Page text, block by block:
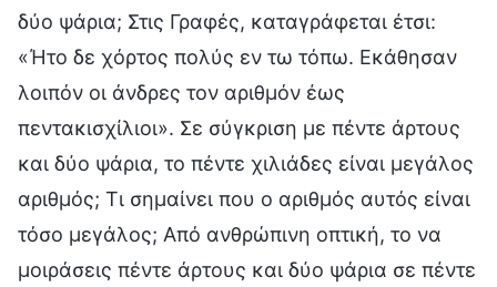
δύο ψάρια; Στις Γραφές, καταγράφεται έτσι:
«Ήτο δε χόρτος πολύς εν τω τόπω. Εκάθησαν
λοιπόν οι άνδρες τον αριθμόν έως
πεντακισχίλιοι». Σε σύγκριση με πέντε άρτους
και δύο ψάρια, το πέντε χιλιάδες είναι μεγάλος
αριθμός; Τι σημαίνει που ο αριθμός αυτός είναι
τόσο μεγάλος; Από ανθρώπινη οπτική, το να
μοιράσεις πέντε άρτους και δύο ψάρια σε πέντε